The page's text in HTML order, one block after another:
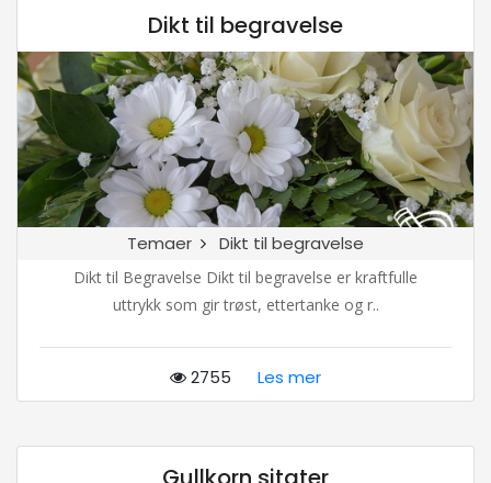
Dikt til begravelse
Temaer Dikt til begravelse
Dikt til Begravelse Dikt til begravelse er kraftfulle
uttrykk som gir trøst, ettertanke og r..
2755 Les mer